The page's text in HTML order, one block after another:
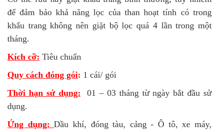
để đảm bảo khả năng lọc của than hoạt tính có trong
khẩu trang không nên giặt bộ lọc quá 4 lần trong một
tháng.
Kích cỡ: Tiêu chuẩn
Quy cách đóng gói: 1 cái/ gói
Thời hạn sử dụng:
01 – 03 tháng từ ngày bắt đầu sử
dụng.
Ứng dụng:Dầu khí, đóng tàu, cảng - Ô tô, xe máy,